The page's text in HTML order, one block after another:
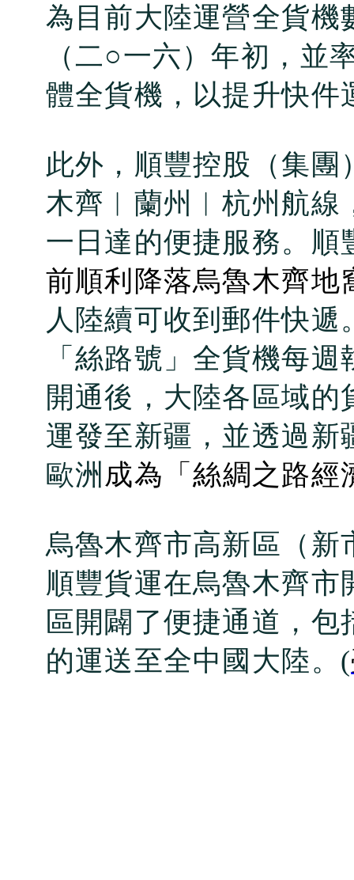
為目前大陸運營全貨機
（二○一六）年初，並
體全貨機，以提升快件
此外，順豐控股（集
木齊︱蘭州︱杭州航線
一日達的便捷服務。順
前順利降落烏魯木齊地
人陸續可收到郵件快遞
「絲路號」全貨機每
開通後，大陸各區域
運發至新疆，並透過
歐洲 成為「絲綢之路經
烏魯木齊市高新區（新
順豐貨運在烏魯木齊
區開闢了便捷通道，
的運送至全中國大陸。 (